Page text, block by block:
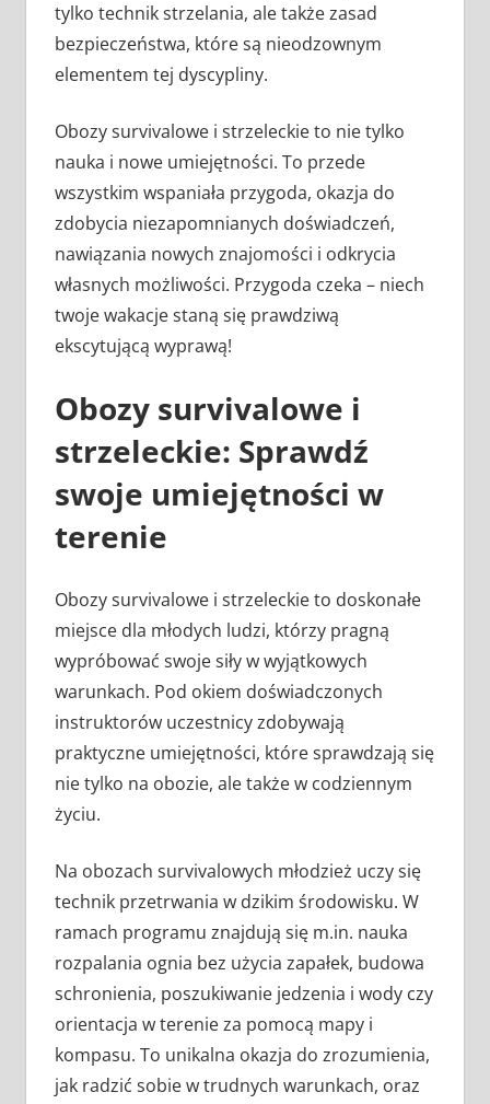
tylko technik strzelania, ale także zasad
bezpieczeństwa, które są nieodzownym
elementem tej dyscypliny.
Obozy survivalowe i strzeleckie to nie tylko
nauka i nowe umiejętności. To przede
wszystkim wspaniała przygoda, okazja do
zdobycia niezapomnianych doświadczeń,
nawiązania nowych znajomości i odkrycia
własnych możliwości. Przygoda czeka – niech
twoje wakacje staną się prawdziwą
ekscytującą wyprawą!
Obozy survivalowe i
strzeleckie: Sprawdź
swoje umiejętności w
terenie
Obozy survivalowe i strzeleckie to doskonałe
miejsce dla młodych ludzi, którzy pragną
wypróbować swoje siły w wyjątkowych
warunkach. Pod okiem doświadczonych
instruktorów uczestnicy zdobywają
praktyczne umiejętności, które sprawdzają się
nie tylko na obozie, ale także w codziennym
życiu.
Na obozach survivalowych młodzież uczy się
technik przetrwania w dzikim środowisku. W
ramach programu znajdują się m.in. nauka
rozpalania ognia bez użycia zapałek, budowa
schronienia, poszukiwanie jedzenia i wody czy
orientacja w terenie za pomocą mapy i
kompasu. To unikalna okazja do zrozumienia,
jak radzić sobie w trudnych warunkach, oraz